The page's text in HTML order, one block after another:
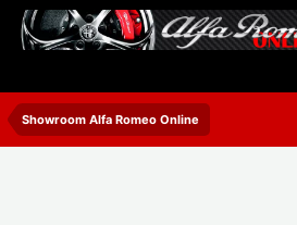
Showroom Alfa Romeo Online